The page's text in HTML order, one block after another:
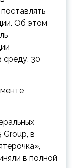
Об этом
30
Group, в
в полной